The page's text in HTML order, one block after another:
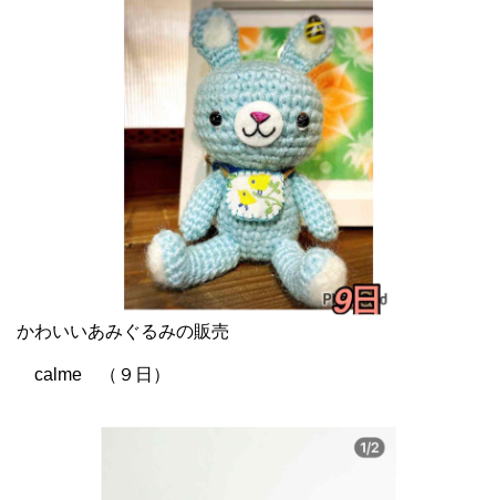
かわいいあみぐるみの販売
calme （９日）